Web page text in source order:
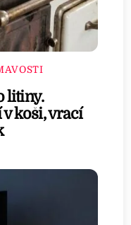
litiny.
koši, vrací